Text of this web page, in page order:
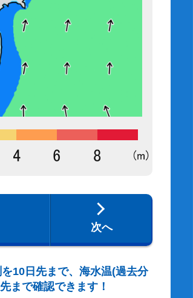
次へ
10日先まで、海水温(過去分
まで確認できます！